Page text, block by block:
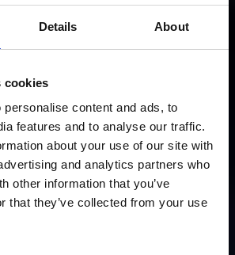
Details About
cookies
content and ads, to
features and to analyse our traffic.
about your use of our site with
and analytics partners who
other information that you’ve
that they’ve collected from your use